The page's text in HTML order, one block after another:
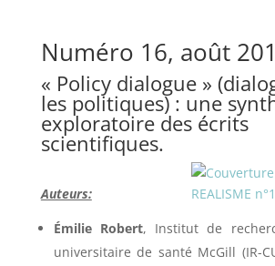
Numéro 16, août
« Policy dialogue »
les politiques) : une
exploratoire des écrits
scientifiques.
Auteurs:
Émilie Robert, Institut de
universitaire de santé McGill (IR-